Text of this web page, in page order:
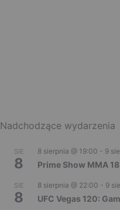
Nadchodzące wydarzenia
SIE
8
8 sierpnia @ 19:00 - 9
Prime Show MMA 18
SIE
8
8 sierpnia @ 22:00 - 9
UFC Vegas 120: